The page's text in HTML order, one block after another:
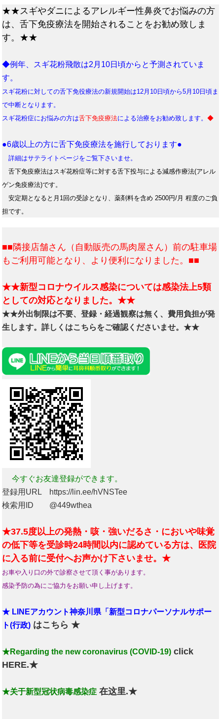
★★スギやダニによるアレルギー性鼻炎でお悩みの方
は、舌下免疫療法を開始されることをお勧め致しま
す。★★
◆例年、スギ花粉飛散は2月10日頃からと予測されていま
す。
スギ花粉に対しての舌下免役療法の新規開始は12月10日頃から5月10日頃ま
で中断となります。
スギ花粉症にお悩みの方は舌下免疫療法による治療をお勧め致します。◆
●6歳以上の方に舌下免疫療法を施行しております●
詳細はサテライトページをご覧下さいませ。
舌下免疫療法はスギ花粉症等に対する舌下投与による減感作療法(アレル
ゲン免疫療法)です。
安定期となると月1回の受診となり、薬剤料を含め 2500円/月 程度のご負
担です。
■■隣接店舗さん（自動販売の馬肉屋さん）前の駐車場
もご利用可能となり、より便利になりました。■■
★★新型コロナウイルス感染については感染法上5類
としての対応となりました。★★
★★外出制限は不要、登録・経過観察は無く、費用負担が発
生します。詳しくはこちらをご確認くださいませ。★★
今すぐお友達登録ができます。
登録用URL https://lin.ee/hVNSTee
検索用ID @449wthea
★37.5度以上の発熱・咳・強いだるさ・においや味覚
の低下等を受診時24時間以内に認めている方は、医院
に入る前に受付へお声かけ下さいませ。★
お車や入り口の外で診察させて頂く事があります。
感染予防の為にご協力をお願い申し上げます。
★ LINEアカウント神奈川県「新型コロナパーソナルサポー
ト(行政) はこちら ★
★Regarding the new coronavirus (COVID-19) click
HERE.★
★关于新型冠状病毒感染症 在这里.★